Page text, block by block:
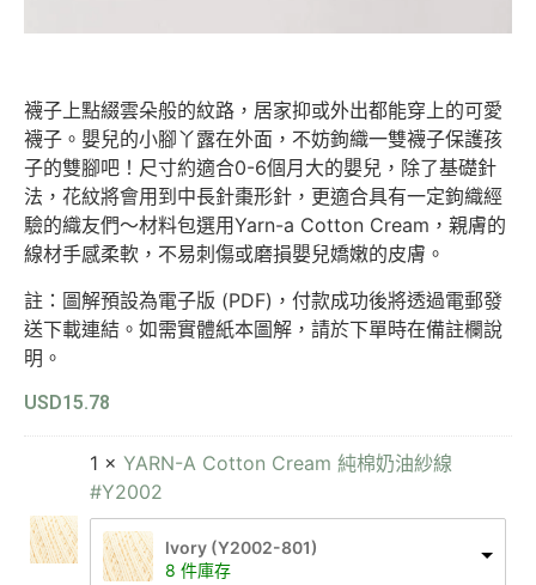
襪子上點綴雲朵般的紋路，居家抑或外出都能穿上的可愛
襪子。嬰兒的小腳丫露在外面，不妨鉤織一雙襪子保護孩
子的雙腳吧！尺寸約適合0-6個月大的嬰兒，除了基礎針
法，花紋將會用到中長針棗形針，更適合具有一定鉤織經
驗的織友們～材料包選用Yarn-a Cotton Cream，親膚的
線材手感柔軟，不易刺傷或磨損嬰兒嬌嫩的皮膚。
註：圖解預設為電子版 (PDF)，付款成功後將透過電郵發
送下載連結。如需實體紙本圖解，請於下單時在備註欄說
明。
USD15.78
1 × YARN-A Cotton Cream 純棉奶油紗線
#Y2002
lvory (Y2002-801)
8 件庫存